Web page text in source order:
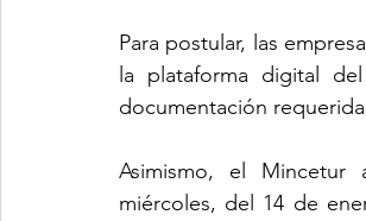
Para postular, las
la plataforma digital
documentación
Asimismo, el Mincetur
miércoles, del 14 de